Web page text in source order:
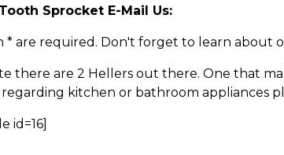
Sprocket E-Mail Us:
* are required. Don't forget to learn about
there are 2 Hellers out there. One that
kitchen or bathroom appliances
id=16]